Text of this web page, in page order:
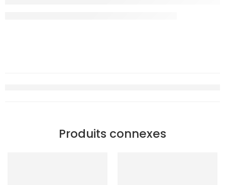
Produits connexes